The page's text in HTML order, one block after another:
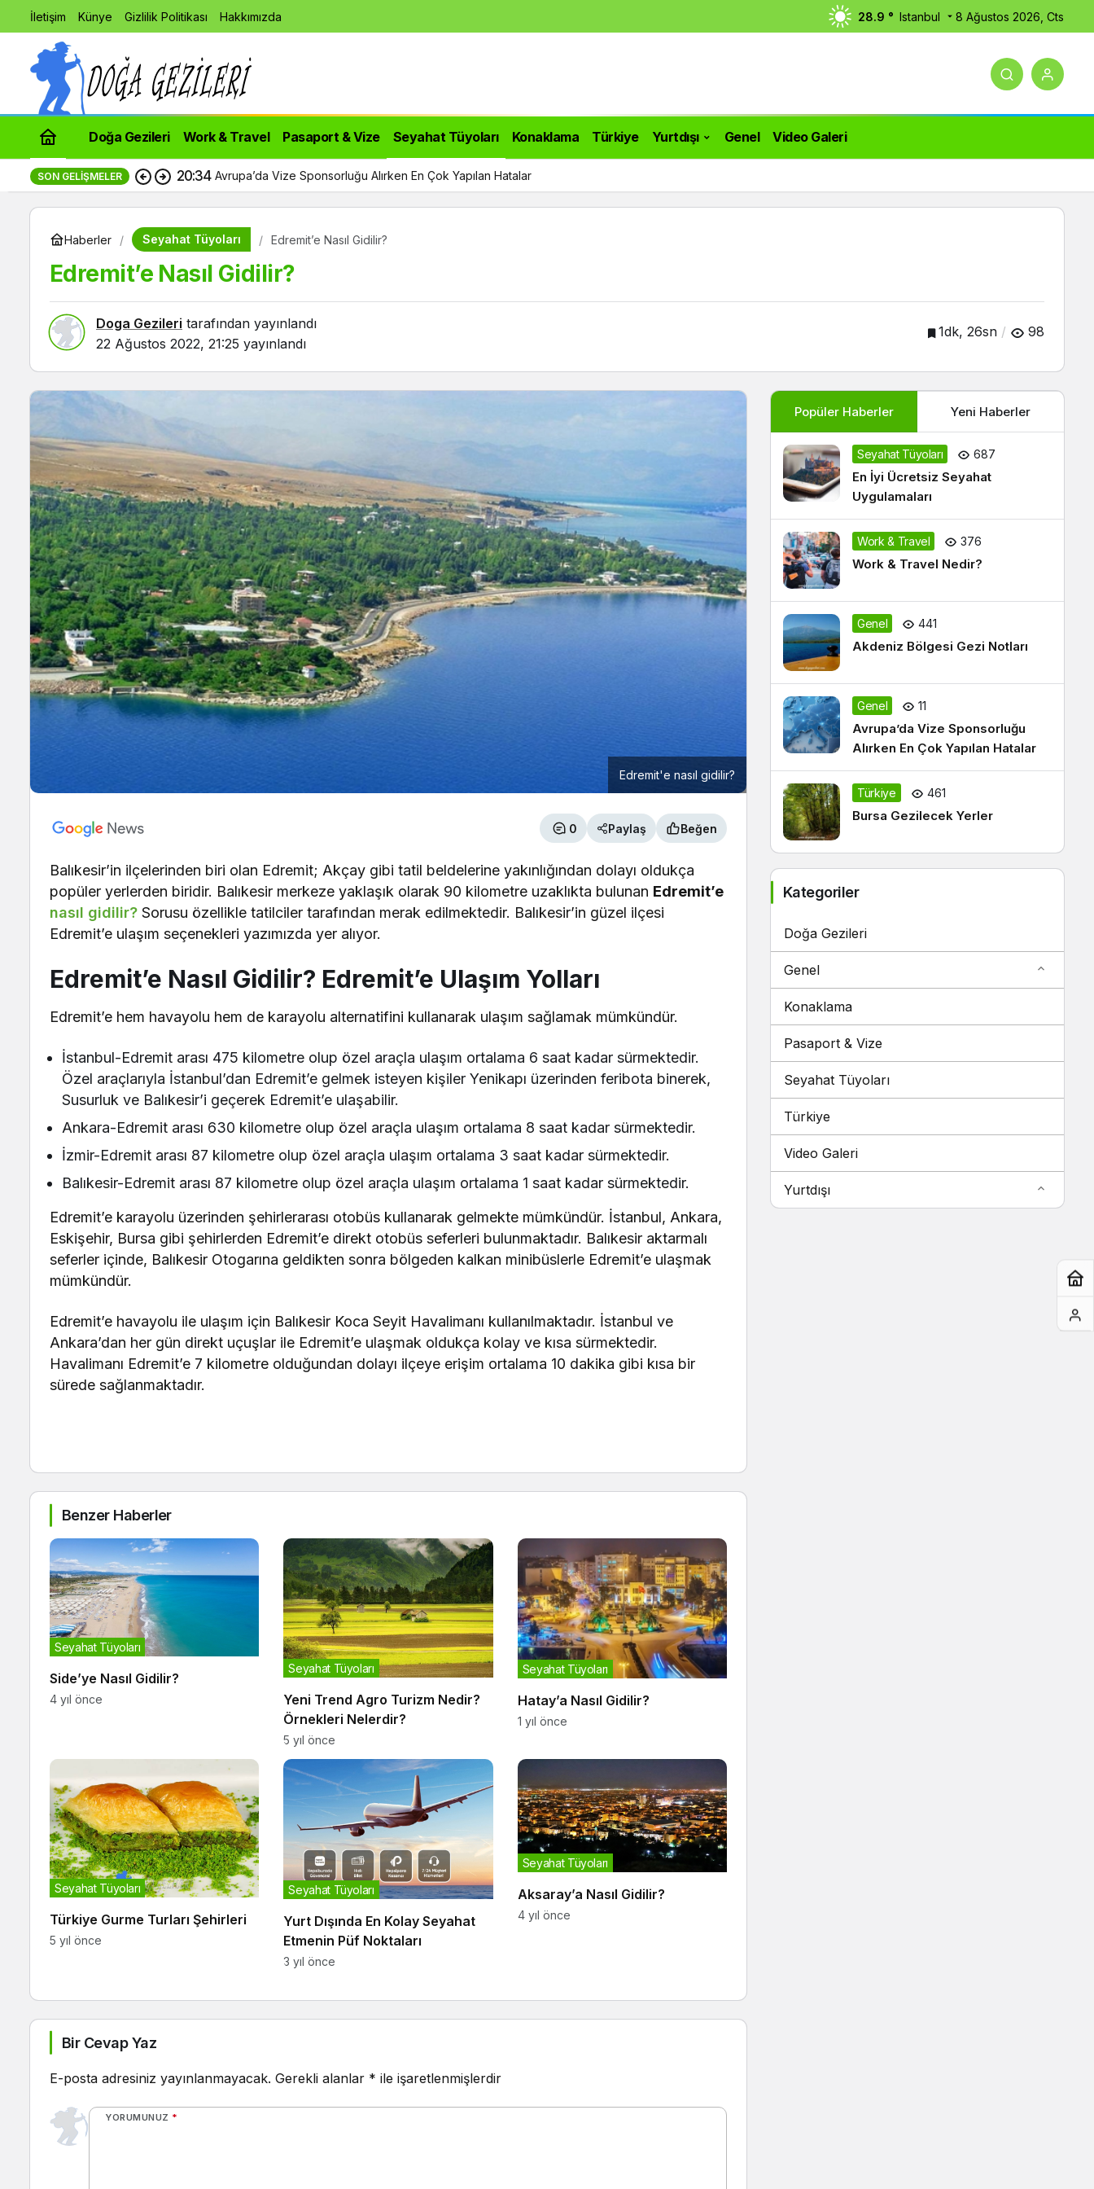
İletişim Künye Gizlilik Politikası Hakkımızda 28.9 ° Istanbul 8 Ağustos 2026, Cts
Doğa Gezileri Work & Travel Pasaport & Vize Seyahat Tüyoları Konaklama Türkiye Yurtdışı Genel Video Galeri
SON GELIŞMELER 20:34 Avrupa’da Vize Sponsorluğu Alırken En Çok Yapılan Hatalar
Haberler Seyahat Tüyoları Edremit’e Nasıl Gidilir?
Edremit’e Nasıl Gidilir?
Doga Gezileri tarafından yayınlandı
22 Ağustos 2022, 21:25 yayınlandı
1dk, 26sn 98
Edremit'e nasıl gidilir?
0 Paylaş Beğen
Balıkesir’in ilçelerinden biri olan Edremit; Akçay gibi tatil beldelerine yakınlığından dolayı oldukça
popüler yerlerden biridir. Balıkesir merkeze yaklaşık olarak 90 kilometre uzaklıkta bulunan Edremit’e
nasıl gidilir? Sorusu özellikle tatilciler tarafından merak edilmektedir. Balıkesir’in güzel ilçesi
Edremit’e ulaşım seçenekleri yazımızda yer alıyor.
Edremit’e Nasıl Gidilir? Edremit’e Ulaşım Yolları
Edremit’e hem havayolu hem de karayolu alternatifini kullanarak ulaşım sağlamak mümkündür.
İstanbul-Edremit arası 475 kilometre olup özel araçla ulaşım ortalama 6 saat kadar sürmektedir.
Özel araçlarıyla İstanbul’dan Edremit’e gelmek isteyen kişiler Yenikapı üzerinden feribota binerek,
Susurluk ve Balıkesir’i geçerek Edremit’e ulaşabilir.
Ankara-Edremit arası 630 kilometre olup özel araçla ulaşım ortalama 8 saat kadar sürmektedir.
İzmir-Edremit arası 87 kilometre olup özel araçla ulaşım ortalama 3 saat kadar sürmektedir.
Balıkesir-Edremit arası 87 kilometre olup özel araçla ulaşım ortalama 1 saat kadar sürmektedir.
Edremit’e karayolu üzerinden şehirlerarası otobüs kullanarak gelmekte mümkündür. İstanbul, Ankara,
Eskişehir, Bursa gibi şehirlerden Edremit’e direkt otobüs seferleri bulunmaktadır. Balıkesir aktarmalı
seferler içinde, Balıkesir Otogarına geldikten sonra bölgeden kalkan minibüslerle Edremit’e ulaşmak
mümkündür.
Edremit’e havayolu ile ulaşım için Balıkesir Koca Seyit Havalimanı kullanılmaktadır. İstanbul ve
Ankara’dan her gün direkt uçuşlar ile Edremit’e ulaşmak oldukça kolay ve kısa sürmektedir.
Havalimanı Edremit’e 7 kilometre olduğundan dolayı ilçeye erişim ortalama 10 dakika gibi kısa bir
sürede sağlanmaktadır.
Benzer Haberler
Side’ye Nasıl Gidilir?
Seyahat Tüyoları
4 yıl önce
Yeni Trend Agro Turizm Nedir?
Örnekleri Nelerdir?
Seyahat Tüyoları
5 yıl önce
Hatay’a Nasıl Gidilir?
Seyahat Tüyoları
1 yıl önce
Türkiye Gurme Turları Şehirleri
Seyahat Tüyoları
5 yıl önce
Yurt Dışında En Kolay Seyahat
Etmenin Püf Noktaları
Seyahat Tüyoları
3 yıl önce
Aksaray’a Nasıl Gidilir?
Seyahat Tüyoları
4 yıl önce
Bir Cevap Yaz
E-posta adresiniz yayınlanmayacak. Gerekli alanlar * ile işaretlenmişlerdir
YORUMUNUZ *
Popüler Haberler Yeni Haberler
Seyahat Tüyoları 687
En İyi Ücretsiz Seyahat
Uygulamaları
Work & Travel 376
Work & Travel Nedir?
Genel 441
Akdeniz Bölgesi Gezi Notları
Genel 11
Avrupa’da Vize Sponsorluğu
Alırken En Çok Yapılan Hatalar
Türkiye 461
Bursa Gezilecek Yerler
Kategoriler
Doğa Gezileri
Genel
Konaklama
Pasaport & Vize
Seyahat Tüyoları
Türkiye
Video Galeri
Yurtdışı